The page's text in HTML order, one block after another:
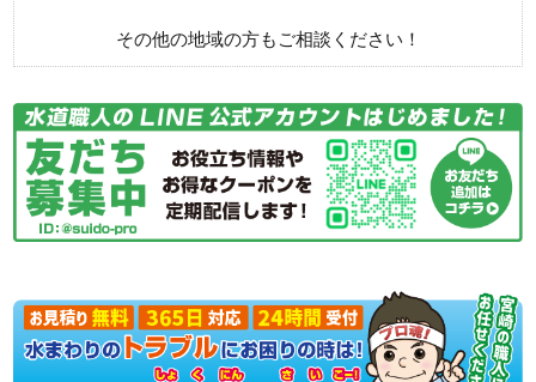
その他の地域の方もご相談ください！